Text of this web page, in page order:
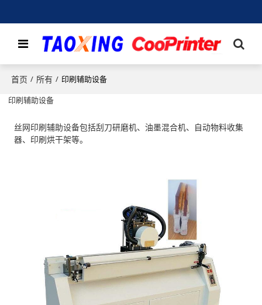
首页 / 所有 / 印刷辅助设备
印刷辅助设备
丝网印刷辅助设备包括刮刀研磨机、油墨混合机、自动物料收集
器、印刷烘干架等。